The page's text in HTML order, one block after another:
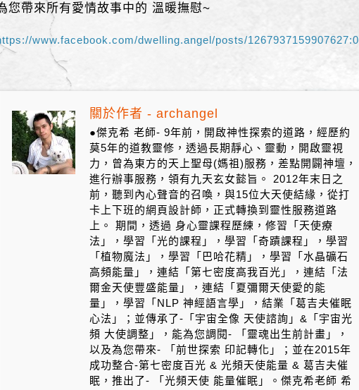
您帶來所有愛情故事中的 溫暖撫慰~
www.facebook.com/dwelling.angel/posts/1267937159907627:0
關於作者 - archangel
●傑克希 老師- 9年前，開啟神性探索的道路，經歷約
莫5年的道教靈修，透過長期靜心、靈動，開啟靈視
力，曾為東方的天上聖母(媽祖)服務，差點開闢神壇，
進行辦事服務，領有九天玄女懿旨。 2012年末日之
前，聽到內心聲音的召喚，與15位大天使結緣，從打
卡上下班的網頁設計師，正式轉換到靈性服務道路
上。 期間，透過 身心靈課程歷練，修習「天使療
法」，學習「光的課程」，學習「奇蹟課程」，學習
「植物魔法」，學習「巴哈花精」，學習「水晶礦石
高頻能量」，連結「第七密度高我百光」，連結「法
爾金天使豐盛能量」，連結「夏彌爾天使愛的能
量」，學習「NLP 神經語言學」，結業「葛吉夫催眠
心法」；並傳承了-「宇宙全像 天使諮詢」&「宇宙光
頻 大使調整」，能為您調閱- 「靈魂出生前計畫」，
以及為您帶來- 「前世探索 印記轉化」；並在2015年
成功整合-第七密度百光 & 光頻天使能量 & 葛吉夫催
眠，推出了- 「光頻天使 能量催眠」。傑克希老師 希